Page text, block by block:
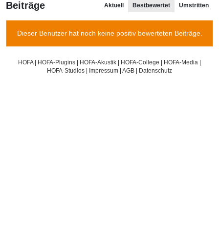
Beiträge Aktuell Bestbewertet Umstritten
Dieser Benutzer hat noch keine positiv bewerteten Beiträge.
HOFA| HOFA-Plugins HOFA-Akustik HOFA-College HOFA-Media
HOFA-Studios
Impressum AGB Datenschutz